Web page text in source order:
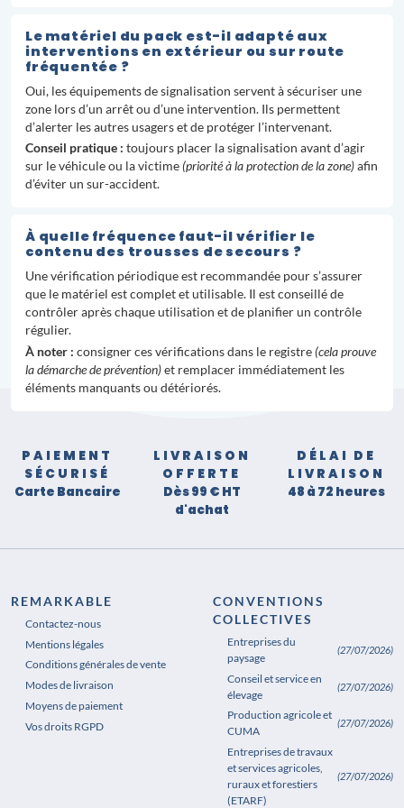
Le matériel du pack est-il adapté aux
interventions en extérieur ou sur route
fréquentée ?
Oui, les équipements de signalisation servent à sécuriser une
zone lors d’un arrêt ou d’une intervention. Ils permettent
d’alerter les autres usagers et de protéger l’intervenant.
Conseil pratique : toujours placer la signalisation avant d’agir
sur le véhicule ou la victime(priorité à la protection de la zone)afin
d’éviter un sur-accident.
À quelle fréquence faut-il vérifier le
contenu des trousses de secours ?
Une vérification périodique est recommandée pour s’assurer
que le matériel est complet et utilisable. Il est conseillé de
contrôler après chaque utilisation et de planifier un contrôle
régulier.
À noter : consigner ces vérifications dans le registre(cela prouve
la démarche de prévention)et remplacer immédiatement les
éléments manquants ou détériorés.
PAIEMENT
SÉCURISÉ
Carte Bancaire
LIVRAISON
OFFERTE
Dès 99 € HT
d'achat
DÉLAI DE
LIVRAISON
48 à 72 heures
REMARKABLE
Contactez-nous
Mentions légales
Conditions générales de vente
Modes de livraison
Moyens de paiement
Vos droits RGPD
CONVENTIONS
COLLECTIVES
Entreprises du
paysage
(27/07/2026)
Conseil et service en
élevage
(27/07/2026)
Production agricole et
CUMA
(27/07/2026)
Entreprises de travaux
et services agricoles,
ruraux et forestiers
(ETARF)
(27/07/2026)